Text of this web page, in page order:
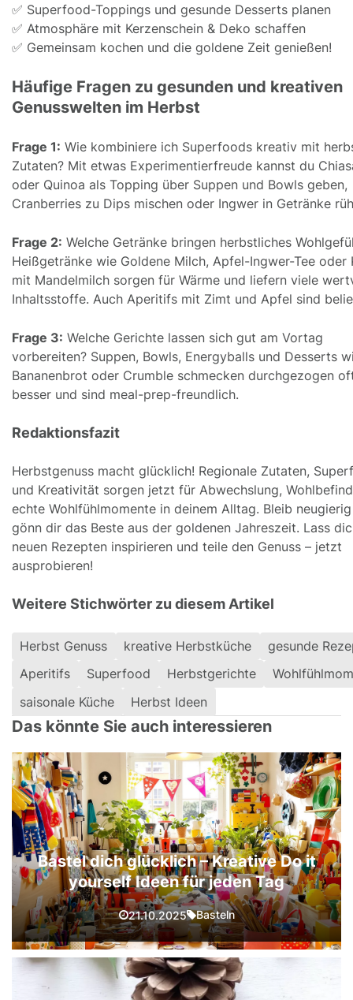
✅ Superfood-Toppings und gesunde Desserts planen
✅ Atmosphäre mit Kerzenschein & Deko schaffen
✅ Gemeinsam kochen und die goldene Zeit genießen!
Häufige Fragen zu gesunden und kreativen
Genusswelten im Herbst
Frage 1: Wie kombiniere ich Superfoods kreativ mit
Zutaten? Mit etwas Experimentierfreude kannst du
oder Quinoa als Topping über Suppen und Bowls geben,
Cranberries zu Dips mischen oder Ingwer in Getränke
Frage 2: Welche Getränke bringen herbstliches
Heißgetränke wie Goldene Milch, Apfel-Ingwer-Tee oder
mit Mandelmilch sorgen für Wärme und liefern viele
Inhaltsstoffe. Auch Aperitifs mit Zimt und Apfel sind
Frage 3: Welche Gerichte lassen sich gut am Vortag
vorbereiten? Suppen, Bowls, Energyballs und Desserts
Bananenbrot oder Crumble schmecken durchgezogen
besser und sind meal-prep-freundlich.
Redaktionsfazit
Herbstgenuss macht glücklich! Regionale Zutaten,
und Kreativität sorgen jetzt für Abwechslung,
echte Wohlfühlmomente in deinem Alltag. Bleib
gönn dir das Beste aus der goldenen Jahreszeit. Lass
neuen Rezepten inspirieren und teile den Genuss – jetzt
ausprobieren!
Weitere Stichwörter zu diesem Artikel
Herbst Genuss kreative Herbstküche
gesunde
Aperitifs
Superfood Herbstgerichte
saisonale Küche
Herbst Ideen
Das könnte Sie auch interessieren
Bastel dich glücklich – Kreative Do it
yourself Ideen für jeden Tag
21.10.2025 Basteln